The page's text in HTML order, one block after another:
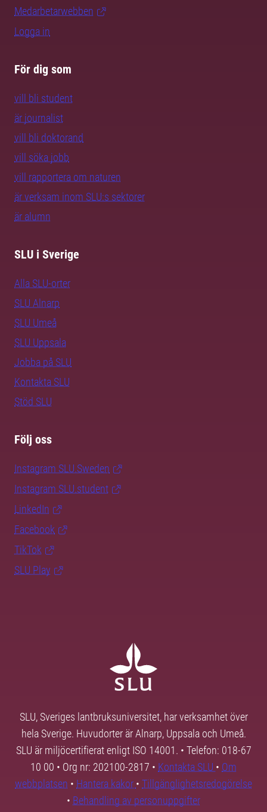
Medarbetarwebben
Logga in
För dig som
vill bli student
är journalist
vill bli doktorand
vill söka jobb
vill rapportera om naturen
är verksam inom SLU:s sektorer
är alumn
SLU i Sverige
Alla SLU-orter
SLU Alnarp
SLU Umeå
SLU Uppsala
Jobba på SLU
Kontakta SLU
Stöd SLU
Följ oss
Instagram SLU.Sweden
Instagram SLU.student
LinkedIn
Facebook
TikTok
SLU Play
SLU, Sveriges lantbruksuniversitet, har verksamhet över
hela Sverige. Huvudorter är Alnarp, Uppsala och Umeå.
SLU är miljöcertifierat enligt ISO 14001. • Telefon: 018-67
10 00 • Org nr: 202100-2817 • Kontakta SLU • Om
webbplatsen • Hantera kakor • Tillgänglighetsredogörelse
• Behandling av personuppgifter